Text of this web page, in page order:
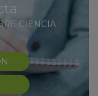
CIENCIA